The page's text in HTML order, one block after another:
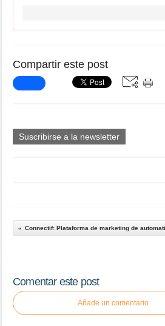
Compartir este post
Suscribirse a la newsletter
Comentar este post
Añade un comentario